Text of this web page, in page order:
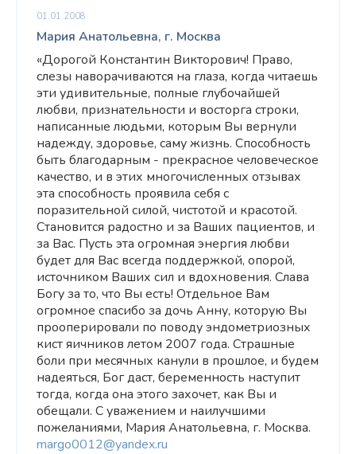
01.01.2008
Мария Анатольевна, г. Москва
«Дорогой Константин Викторович! Право,
слезы наворачиваются на глаза, когда читаешь
эти удивительные, полные глубочайшей
любви, признательности и восторга строки,
написанные людьми, которым Вы вернули
надежду, здоровье, саму жизнь. Способность
быть благодарным - прекрасное человеческое
качество, и в этих многочисленных отзывах
эта способность проявила себя с
поразительной силой, чистотой и красотой.
Становится радостно и за Ваших пациентов, и
за Вас. Пусть эта огромная энергия любви
будет для Вас всегда поддержкой, опорой,
источником Ваших сил и вдохновения. Слава
Богу за то, что Вы есть! Отдельное Вам
огромное спасибо за дочь Анну, которую Вы
прооперировали по поводу эндометриозных
кист яичников летом 2007 года. Страшные
боли при месячных канули в прошлое, и будем
надеяться, Бог даст, беременность наступит
тогда, когда она этого захочет, как Вы и
обещали. С уважением и наилучшими
пожеланиями, Мария Анатольевна, г. Москва.
margo0012@yandex.ru